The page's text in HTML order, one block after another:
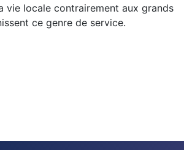
vie locale contrairement aux grands
ce genre de service.